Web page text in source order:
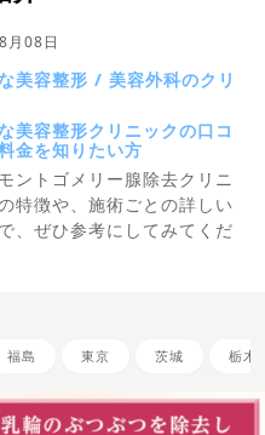
月08日
美容整形 / 美容外科のクリ
美容整形クリニックの口コ
金を知りたい方
ントゴメリー腺除去クリニ
特徴や、施術ごとの詳しい
、ぜひ参考にしてみてくだ
福島 東京 茨城 栃木